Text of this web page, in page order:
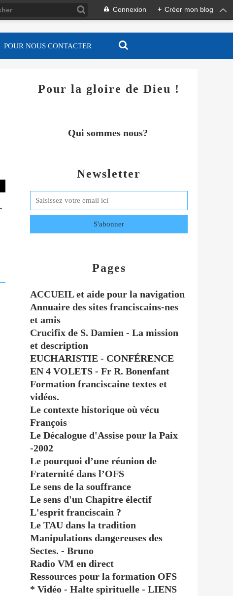
Connexion + Créer mon blog
POUR NOUS CONTACTER
Newsletter
Pages
ACCUEIL et aide pour la navigation
Annuaire des sites franciscains-nes
et amis
Crucifix de S. Damien - La mission
et description
EUCHARISTIE - CONFÉRENCE
EN 4 VOLETS - Fr R. Bonenfant
Formation franciscaine textes et
vidéos.
Le contexte historique où vécu
François
Le Décalogue d'Assise pour la Paix
-2002
Le pourquoi d’une réunion de
Fraternité dans l’OFS
Le sens de la souffrance
Le sens d'un Chapitre électif
L'esprit franciscain ?
Le TAU dans la tradition
Manipulations dangereuses des
Sectes. - Bruno
Radio VM en direct
Ressources pour la formation OFS
* Vidéo - Halte spirituelle - LIENS
Pour la gloire de Dieu !
Qui sommes nous?